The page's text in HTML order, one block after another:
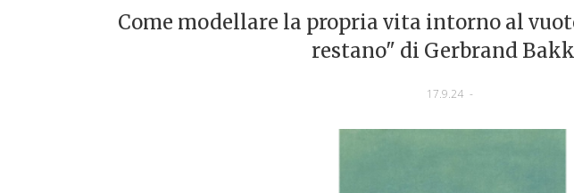
Come modellare la propria vita intorno al
restano" di Gerbrand
17.9.24 -